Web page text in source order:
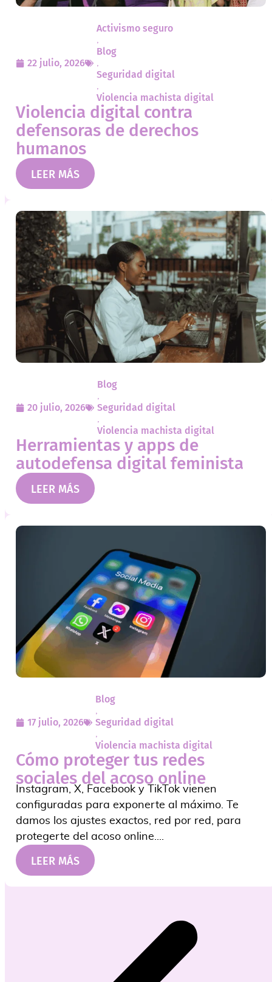
22 julio, 2026
Activismo seguro
,
Blog
,
Seguridad digital
,
Violencia machista digital
Violencia digital contra
defensoras de derechos
humanos
LEER MÁS
20 julio, 2026
Blog
,
Seguridad digital
,
Violencia machista digital
Herramientas y apps de
autodefensa digital feminista
LEER MÁS
17 julio, 2026
Blog
,
Seguridad digital
,
Violencia machista digital
Cómo proteger tus redes
sociales del acoso online
Instagram, X, Facebook y TikTok vienen
configuradas para exponerte al máximo. Te
damos los ajustes exactos, red por red, para
protegerte del acoso online....
LEER MÁS